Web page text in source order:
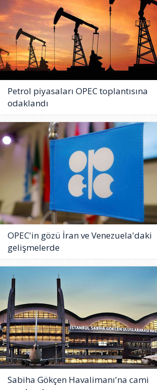
Petrol piyasaları OPEC toplantısına
odaklandı
OPEC'in gözü İran ve Venezuela'daki
gelişmelerde
Sabiha Gökçen Havalimanı'na cami